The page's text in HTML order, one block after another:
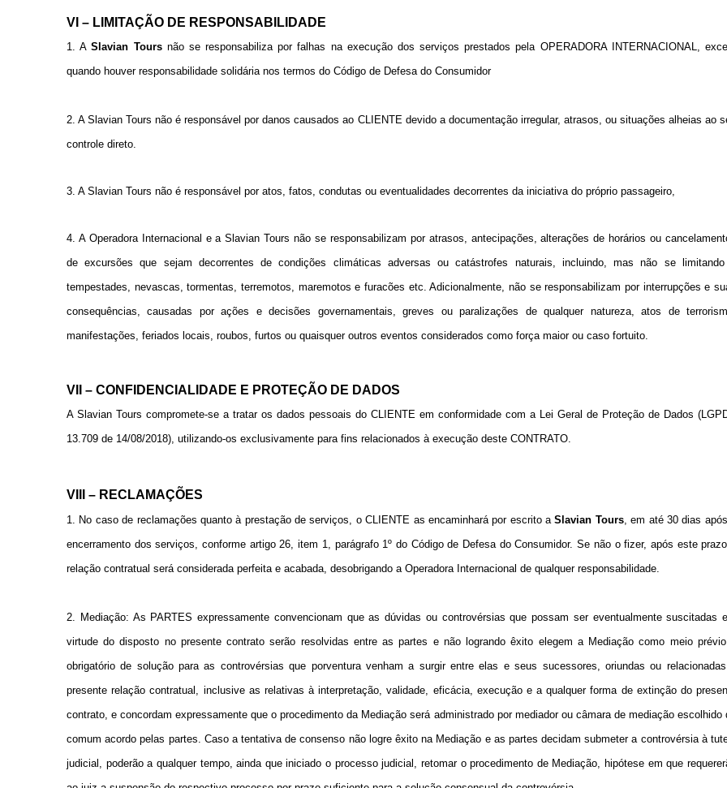
VI – LIMITAÇÃO DE RESPONSABILIDADE
1. ASlavian Tours não se responsabiliza por falhas na execução dos serviços prestados pela OPERADORA INTERNACIONAL,
quando houver responsabilidade solidária nos termos do Código de Defesa do Consumidor
2. A Slavian Tours não é responsável por danos causados ao CLIENTE devido a documentação irregular, atrasos, ou situações alheias ao
controle direto.
3. A Slavian Tours não é responsável por atos, fatos, condutas ou eventualidades decorrentes da iniciativa do próprio passageiro,
4. A Operadora Internacional e a Slavian Tours não se responsabilizam por atrasos, antecipações, alterações de horários ou
de excursões que sejam decorrentes de condições climáticas adversas ou catástrofes naturais, incluindo, mas não se
tempestades, nevascas, tormentas, terremotos, maremotos e furacões etc. Adicionalmente, não se responsabilizam por interrupções e
consequências, causadas por ações e decisões governamentais, greves ou paralizações de qualquer natureza, atos de
manifestações, feriados locais, roubos, furtos ou quaisquer outros eventos considerados como força maior ou caso fortuito.
VII – CONFIDENCIALIDADE E PROTEÇÃO DE DADOS
A Slavian Tours compromete-se a tratar os dados pessoais do CLIENTE em conformidade com a Lei Geral de Proteção de Dados
13.709 de 14/08/2018), utilizando-os exclusivamente para fins relacionados à execução deste CONTRATO.
VIII – RECLAMAÇÕES
1. No caso de reclamações quanto à prestação de serviços, o CLIENTE as encaminhará por escrito aSlavian Tours, em até 30 dias
encerramento dos serviços, conforme artigo 26, item 1, parágrafo 1º do Código de Defesa do Consumidor. Se não o fizer, após este
relação contratual será considerada perfeita e acabada, desobrigando a Operadora Internacional de qualquer responsabilidade.
2. Mediação: As PARTES expressamente convencionam que as dúvidas ou controvérsias que possam ser eventualmente suscitadas
virtude do disposto no presente contrato serão resolvidas entre as partes e não logrando êxito elegem a Mediação como meio
obrigatório de solução para as controvérsias que porventura venham a surgir entre elas e seus sucessores, oriundas ou
presente relação contratual, inclusive as relativas à interpretação, validade, eficácia, execução e a qualquer forma de extinção do
contrato, e concordam expressamente que o procedimento da Mediação será administrado por mediador ou câmara de mediação escolhido
comum acordo pelas partes. Caso a tentativa de consenso não logre êxito na Mediação e as partes decidam submeter a controvérsia à
judicial, poderão a qualquer tempo, ainda que iniciado o processo judicial, retomar o procedimento de Mediação, hipótese em que